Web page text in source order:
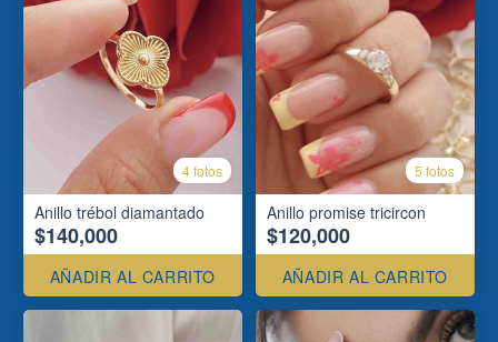
4 fotos
Anillo trébol diamantado
$140,000
AÑADIR AL CARRITO
5 fotos
Anillo promise tricircon
$120,000
AÑADIR AL CARRITO